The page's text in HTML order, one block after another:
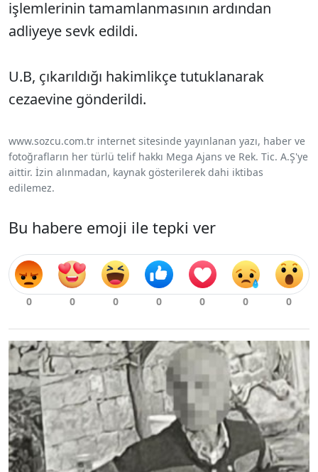
işlemlerinin tamamlanmasının ardından
adliyeye sevk edildi.
U.B, çıkarıldığı hakimlikçe tutuklanarak
cezaevine gönderildi.
www.sozcu.com.tr internet sitesinde yayınlanan yazı, haber ve
fotoğrafların her türlü telif hakkı Mega Ajans ve Rek. Tic. A.Ş'ye
aittir. İzin alınmadan, kaynak gösterilerek dahi iktibas
edilemez.
Bu habere emoji ile tepki ver